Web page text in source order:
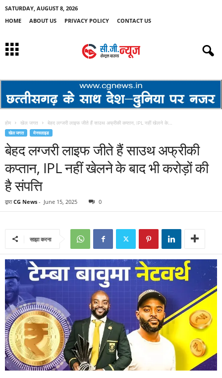
SATURDAY, AUGUST 8, 2026
HOME
ABOUT US PRIVACY POLICY CONTACT US
होम खेल जगत बेहद लग्‍जरी लाइफ जीते हैं साउथ अफ्रीकी कप्‍तान, IPL नहीं खेलने के...
खेल जगत मेनस्लाइड
बेहद लग्‍जरी लाइफ जीते हैं साउथ अफ्रीकी
कप्‍तान, IPL नहीं खेलने के बाद भी करोड़ों की
है संपत्ति
द्वारा CG News - June 15, 2025 0
साझा करना